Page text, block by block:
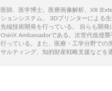
医師、医学博士。医療画像解析、XR
ションシステム、 3Dプリンターによる
先端技術開発を行っている。 自らも開
OsiriX Ambassadorである。次世代低侵
行っている。また、医療・工学分野での
サルティング、知的財産戦略支援などを